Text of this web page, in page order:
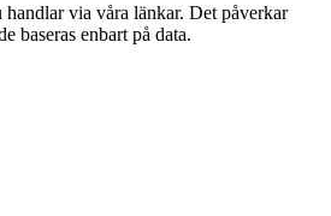
via våra länkar. Det påverkar
baseras enbart på data.